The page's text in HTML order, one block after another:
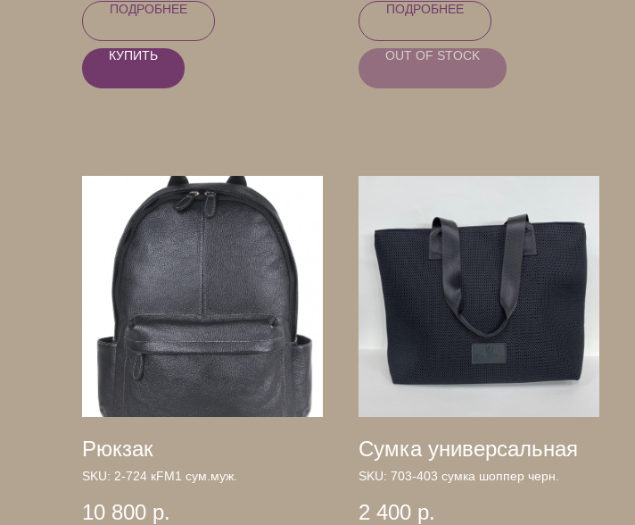
ПОДРОБНЕЕ
КУПИТЬ
ПОДРОБНЕЕ
OUT OF STOCK
Рюкзак
SKU: 2-724 кFM1 сум.муж.
10 800 р.
Сумка универсальная
SKU: 703-403 сумка шоппер черн.
2 400 р.